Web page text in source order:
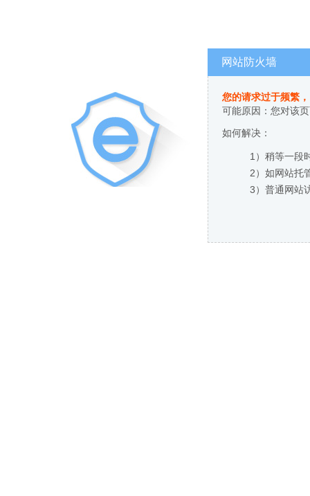
网站防火墙
您的请求过于频繁
可能原因：您对该
如何解决：
1）稍等一段
2）如网站托
3）普通网站